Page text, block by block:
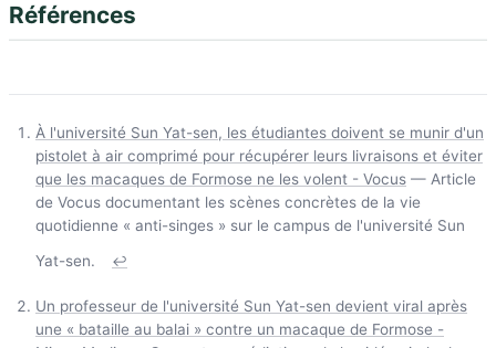
Références
À l'université Sun Yat-sen, les étudiantes doivent se munir d'un
pistolet à air comprimé pour récupérer leurs livraisons et éviter
que les macaques de Formose ne les volent - Vocus — Article
de Vocus documentant les scènes concrètes de la vie
quotidienne « anti-singes » sur le campus de l'université Sun
Yat-sen.
↩
Un professeur de l'université Sun Yat-sen devient viral après
une « bataille au balai » contre un macaque de Formose -